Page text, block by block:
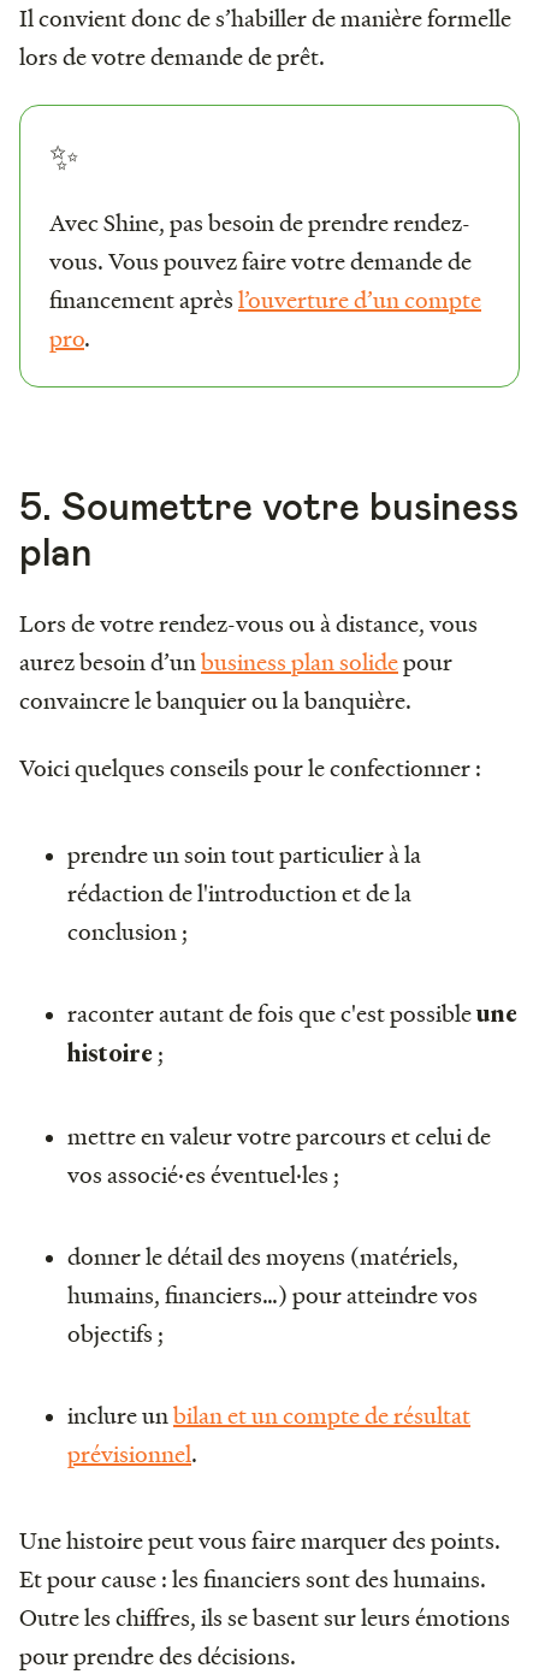
Il convient donc de s’habiller de manière formelle
lors de votre demande de prêt.
✨
Avec Shine, pas besoin de prendre rendez-
vous. Vous pouvez faire votre demande de
financement aprèsl’ouverture d’un compte
pro.
5. Soumettre votre business
plan
Lors de votre rendez-vous ou à distance, vous
aurez besoin d’unbusiness plan solidepour
convaincre le banquier ou la banquière.
Voici quelques conseils pour le confectionner :
prendre un soin tout particulier à la
rédaction de l'introduction et de la
conclusion ;
raconter autant de fois que c'est possibleune
histoire ;
mettre en valeur votre parcours et celui de
vos associé·es éventuel·les ;
donner le détail des moyens (matériels,
humains, financiers…) pour atteindre vos
objectifs ;
inclure unbilan et un compte de résultat
prévisionnel.
Une histoire peut vous faire marquer des points.
Et pour cause : les financiers sont des humains.
Outre les chiffres, ils se basent sur leurs émotions
pour prendre des décisions.